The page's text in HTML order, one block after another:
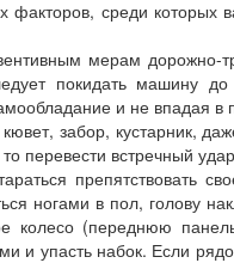
факторов, среди которых
мерам дорожно-
покидать машину
и не впадая
кювет, забор, кустарник,
перевести встречный
препятствовать
ногами в пол, голову
колесо (переднюю
и упасть набок. Если